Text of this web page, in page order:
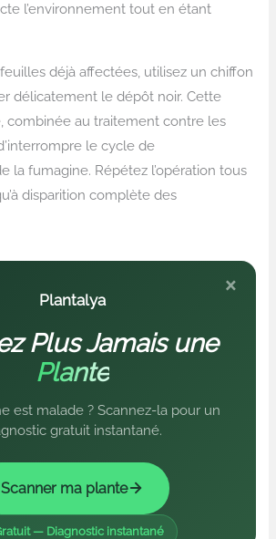
l’environnement tout en étant
déjà affectées, utilisez un chiffon
délicatement le dépôt noir. Cette
combinée au traitement contre les
le cycle de
la fumagine. Répétez l’opération tous
disparition complète des
×
Plantalya
Plus Jamais une
Plante
est malade ? Scannez-la pour un
gratuit instantané.
Scanner ma plante
— Diagnostic instantané